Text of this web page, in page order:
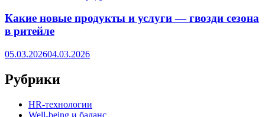
Какие новые продукты и услуги — гвозди сезона
в ритейле
05.03.202604.03.2026
Рубрики
HR‑технологии
Well-being и баланс